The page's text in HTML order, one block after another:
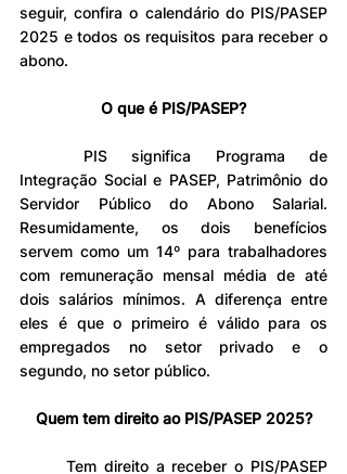
seguir, confira o calendário do PIS/PASEP
2025 e todos os requisitos para receber o
abono.
O que é PIS/PASEP?
Integração Social e PASEP, Patrimônio do
Servidor Público do Abono Salarial.
Resumidamente, os dois benefícios
servem como um 14º para trabalhadores
com remuneração mensal média de até
dois salários mínimos. A diferença entre
eles é que o primeiro é válido para os
empregados no setor privado e o
segundo, no setor público.
Quem tem direito ao PIS/PASEP 2025?